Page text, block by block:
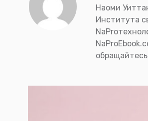
Наоми
Института